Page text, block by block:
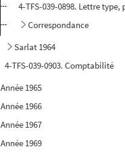
4-TFS-039-0898. Lettre
Correspondance
Sarlat 1964
4-TFS-039-0903. Comptabilité
Année 1965
Année 1966
Année 1967
Année 1969